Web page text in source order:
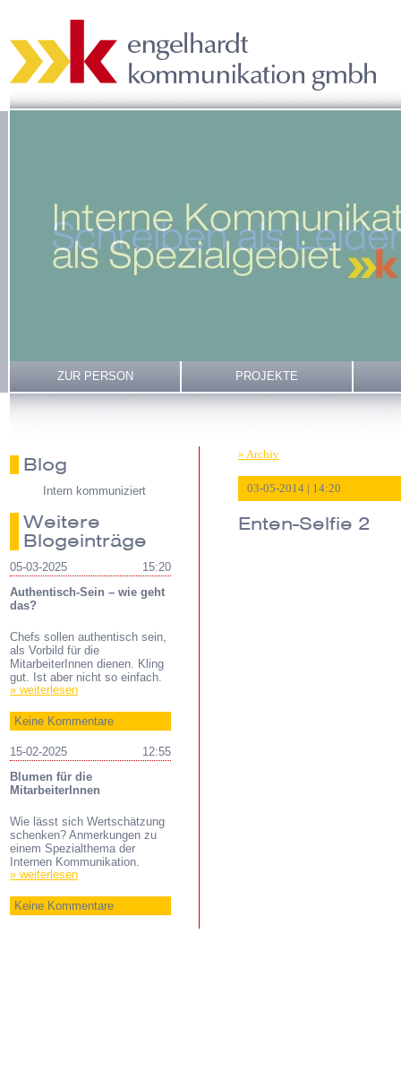
ZUR PERSON PROJEKTE
Blog
Intern kommuniziert
Weitere
Blogeinträge
05-03-2025
15:20
Authentisch-Sein – wie geht
das?
Chefs sollen authentisch sein,
als Vorbild für die
MitarbeiterInnen dienen. Kling
gut. Ist aber nicht so einfach.
» weiterlesen
Keine Kommentare
15-02-2025
12:55
Blumen für die
MitarbeiterInnen
Wie lässt sich Wertschätzung
schenken? Anmerkungen zu
einem Spezialthema der
Internen Kommunikation.
» weiterlesen
Keine Kommentare
» Archiv
03-05-2014 | 14:20
Enten-Selfie 2